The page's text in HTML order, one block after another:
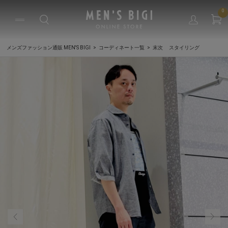
0
メンズファッション通販 MEN'S BIGI コーディネート一覧 末次 スタイリング